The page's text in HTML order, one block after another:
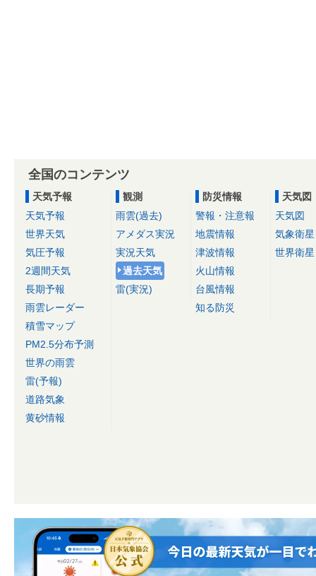
全国のコンテンツ
天気予報
天気予報
世界天気
気圧予報
2週間天気
長期予報
雨雲レーダー
積雪マップ
PM2.5分布予測
世界の雨雲
雷(予報)
道路気象
黄砂情報
観測
雨雲(過去)
アメダス実況
実況天気
過去天気
雷(実況)
防災情報
警報・注意報
地震情報
津波情報
火山情報
台風情報
知る防災
天気図
天気図
気象衛星
世界衛星